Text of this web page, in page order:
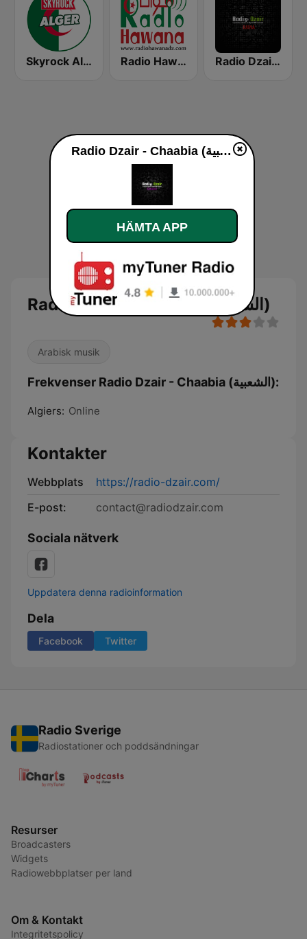
Skyrock Alger Radio Hawana (راديو هوانا) Radio Dzair - Raina (رانية)
Radio Dzair - Chaabia (الشعبية)
Arabisk musik
Frekvenser Radio Dzair - Chaabia (الشعبية):
Algiers: Online
Kontakter
Webbplats
https://radio-dzair.com/
E-post:
contact@radiodzair.com
Sociala nätverk
Uppdatera denna radioinformation
Dela
Facebook Twitter
Radio Sverige
Radiostationer och poddsändningar
Resurser
Broadcasters
Widgets
Radiowebbplatser per land
Om & Kontakt
Integritetspolicy
Radio Dzair - Chaabia (الشعبية)
HÄMTA APP